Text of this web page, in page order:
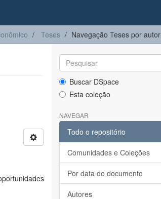
Teses Navegação Teses por autor
Buscar DSpace
Esta coleção
NAVEGAR
Todo o repositório
Comunidades e Coleções
Por data do documento
Autores